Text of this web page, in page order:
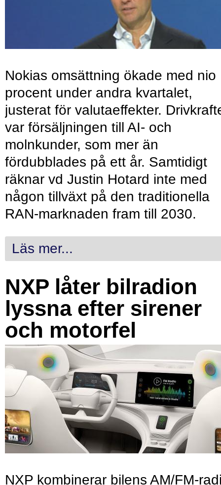
Nokias omsättning ökade med nio
procent under andra kvartalet,
justerat för valutaeffekter.
var försäljningen till AI- och
molnkunder, som mer än
fördubblades på ett år. Samtidigt
räknar vd Justin Hotard inte med
någon tillväxt på den traditionella
RAN-marknaden fram till 2030.
Läs mer...
NXP låter bilradion
lyssna efter sirener
och motorfel
NXP kombinerar bilens AM/FM-